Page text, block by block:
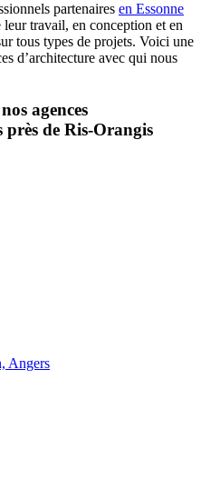
partenaires en Essonne
travail, en conception et en
tous types de projets. Voici une
d’architecture avec qui nous
agences
près de Ris-Orangis
Angers